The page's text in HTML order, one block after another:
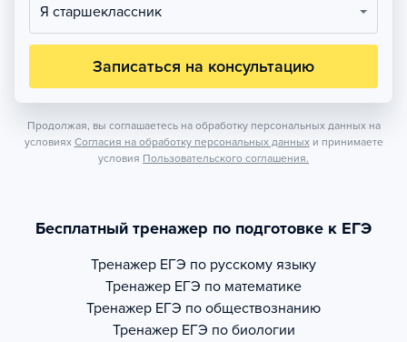
Я старшеклассник
Записаться на консультацию
Продолжая, вы соглашаетесь на обработку персональных данных на
условиях Согласия на обработку персональных данных и принимаете
условия Пользовательского соглашения.
Бесплатный тренажер по подготовке к ЕГЭ
Тренажер ЕГЭ по русскому языку
Тренажер ЕГЭ по математике
Тренажер ЕГЭ по обществознанию
Тренажер ЕГЭ по биологии